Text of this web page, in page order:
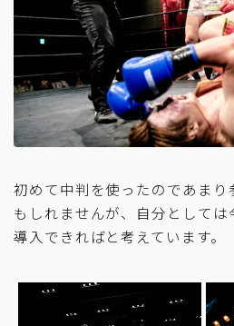
初めて中判を使ったのであま
もしれませんが、自分として
導入できればと考えています。